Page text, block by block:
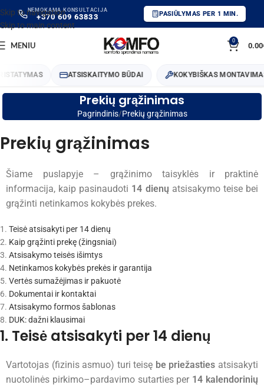
Skip to navigation
Skip to main content
NEMOKAMA KONSULTACIJA
+370 609 63833 PASIŪLYMAS PER 1 MIN.
MENIU 0
0.00
ATSISKAITYMO BŪDAI KOKYBIŠKAS MONTAVIMAS
Prekių grąžinimas
Pagrindinis Prekių grąžinimas
Prekių grąžinimas
Šiame puslapyje – grąžinimo taisyklės ir praktinė
informacija, kaip pasinaudoti 14 dienų atsisakymo teise bei
grąžinti netinkamos kokybės prekes.
Teisė atsisakyti per 14 dienų
Kaip grąžinti prekę (žingsniai)
Atsisakymo teisės išimtys
Netinkamos kokybės prekės ir garantija
Vertės sumažėjimas ir pakuotė
Dokumentai ir kontaktai
Atsisakymo formos šablonas
DUK: dažni klausimai
1. Teisė atsisakyti per 14 dienų
Vartotojas (fizinis asmuo) turi teisę be priežasties atsisakyti
nuotolinės pirkimo–pardavimo sutarties per 14 kalendorinių